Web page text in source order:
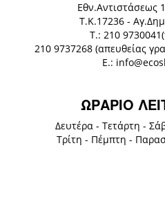
Eθν.Αντιστάσεως
Τ.Κ.17236 -
Τ.: 210
210 9737268 (απευθείας
E.:
ΩΡΑΡΙΟ
Δευτέρα - Τετάρτη -
Τρίτη - Πέμπτη -